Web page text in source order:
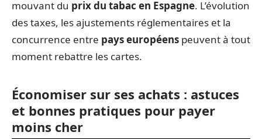
mouvant du prix du tabac en Espagne. L’évolution
des taxes, les ajustements réglementaires et la
concurrence entre pays européens peuvent à tout
moment rebattre les cartes.
Économiser sur ses achats : astuces
et bonnes pratiques pour payer
moins cher